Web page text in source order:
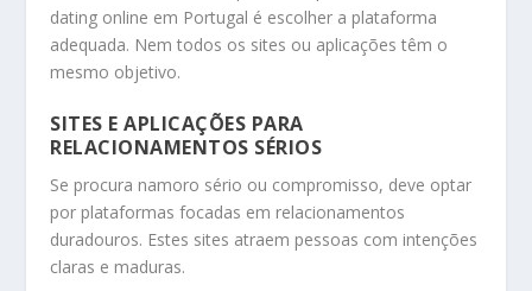
dating online em Portugal é escolher a plataforma
adequada. Nem todos os sites ou aplicações têm o
mesmo objetivo.
SITES E APLICAÇÕES PARA
RELACIONAMENTOS SÉRIOS
Se procura namoro sério ou compromisso, deve optar
por plataformas focadas em relacionamentos
duradouros. Estes sites atraem pessoas com intenções
claras e maduras.